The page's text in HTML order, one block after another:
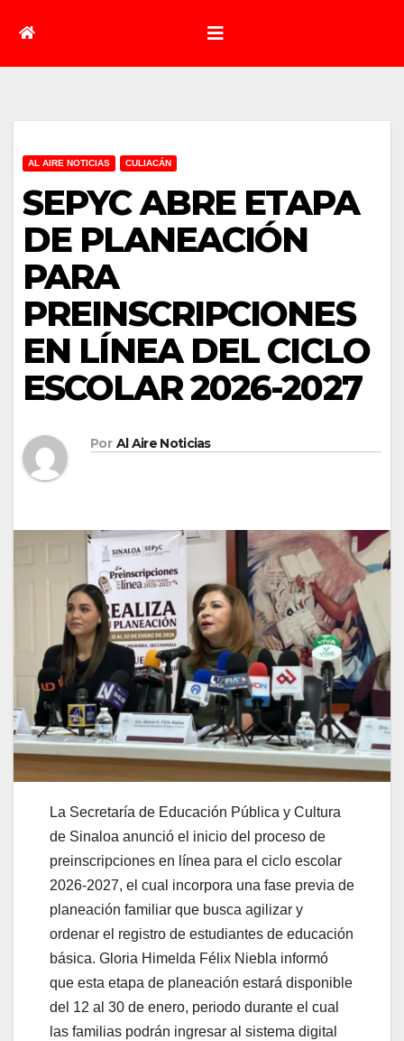
AL AIRE NOTICIAS CULIACÁN
SEPYC ABRE ETAPA
DE PLANEACIÓN
PARA
PREINSCRIPCIONES
EN LÍNEA DEL CICLO
ESCOLAR 2026-2027
Por Al Aire Noticias
La Secretaría de Educación Pública y Cultura
de Sinaloa anunció el inicio del proceso de
preinscripciones en línea para el ciclo escolar
2026-2027, el cual incorpora una fase previa de
planeación familiar que busca agilizar y
ordenar el registro de estudiantes de educación
básica. Gloria Himelda Félix Niebla informó
que esta etapa de planeación estará disponible
del 12 al 30 de enero, periodo durante el cual
las familias podrán ingresar al sistema digital